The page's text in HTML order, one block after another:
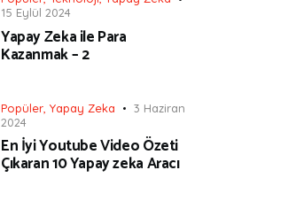
15 Eylül 2024
Yapay Zeka ile Para
Kazanmak – 2
Popüler Yapay Zeka
3 Haziran
2024
En İyi Youtube Video Özeti
Çıkaran 10 Yapay zeka Aracı